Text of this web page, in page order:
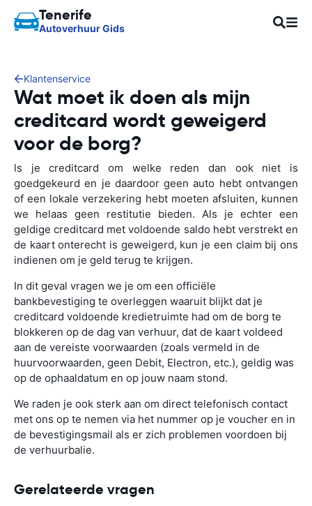
Tenerife
Autoverhuur Gids
Klantenservice
Wat moet ik doen als mijn
creditcard wordt geweigerd
voor de borg?
ls je creditcard om welke reden dan ook niet is
goedgekeurd en je daardoor geen auto hebt ontvangen
of een lokale verzekering hebt moeten afsluiten, kunnen
we helaas geen restitutie bieden. Als je echter een
geldige creditcard met voldoende saldo hebt verstrekt en
de kaart onterecht is geweigerd, kun je een claim bij ons
indienen om je geld terug te krijgen.
In dit geval vragen we je om een officiële
bankbevestiging te overleggen waaruit blijkt dat je
creditcard voldoende kredietruimte had om de borg te
blokkeren op de dag van verhuur, dat de kaart voldeed
aan de vereiste voorwaarden (zoals vermeld in de
huurvoorwaarden, geen Debit, Electron, etc.), geldig was
op de ophaaldatum en op jouw naam stond.
We raden je ook sterk aan om direct telefonisch contact
met ons op te nemen via het nummer op je voucher en in
de bevestigingsmail als er zich problemen voordoen bij
de verhuurbalie.
Gerelateerde vragen